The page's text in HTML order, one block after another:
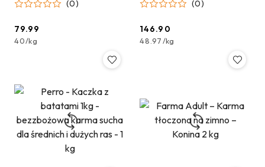
(0)
Cena:
79.99
40/kg
kaczką i rybą 3kg
(0)
Cena:
146.90
48.97/kg